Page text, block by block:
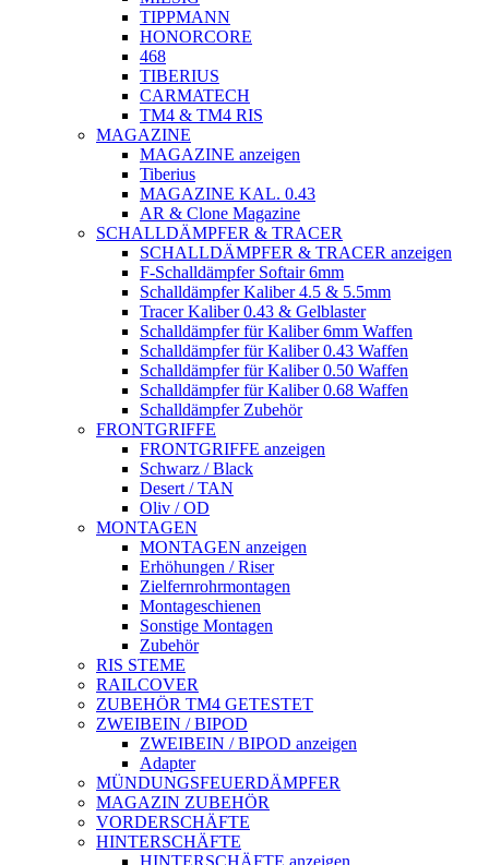
TIPPMANN
HONORCORE
468
TIBERIUS
CARMATECH
TM4 & TM4 RIS
MAGAZINE
MAGAZINE anzeigen
Tiberius
MAGAZINE KAL. 0.43
AR & Clone Magazine
SCHALLDÄMPFER & TRACER
SCHALLDÄMPFER & TRACER anzeigen
F-Schalldämpfer Softair 6mm
Schalldämpfer Kaliber 4.5 & 5.5mm
Tracer Kaliber 0.43 & Gelblaster
Schalldämpfer für Kaliber 6mm Waffen
Schalldämpfer für Kaliber 0.43 Waffen
Schalldämpfer für Kaliber 0.50 Waffen
Schalldämpfer für Kaliber 0.68 Waffen
Schalldämpfer Zubehör
FRONTGRIFFE
FRONTGRIFFE anzeigen
Schwarz / Black
Desert / TAN
Oliv / OD
MONTAGEN
MONTAGEN anzeigen
Erhöhungen / Riser
Zielfernrohrmontagen
Montageschienen
Sonstige Montagen
Zubehör
RIS STEME
RAILCOVER
ZUBEHÖR TM4 GETESTET
ZWEIBEIN / BIPOD
ZWEIBEIN / BIPOD anzeigen
Adapter
MÜNDUNGSFEUERDÄMPFER
MAGAZIN ZUBEHÖR
VORDERSCHÄFTE
HINTERSCHÄFTE
HINTERSCHÄFTE anzeigen